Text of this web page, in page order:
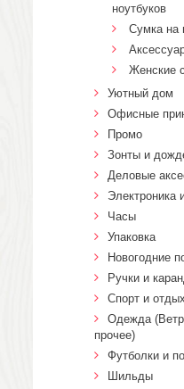
ноутбуков
Сумка на
Женские
Уютный дом
Офисные
Промо
Зонты и
Деловые
Электроника
Часы
Упаковка
Новогодние
Ручки и
Спорт и отдых
Одежда
прочее)
Футболки и
Шильды